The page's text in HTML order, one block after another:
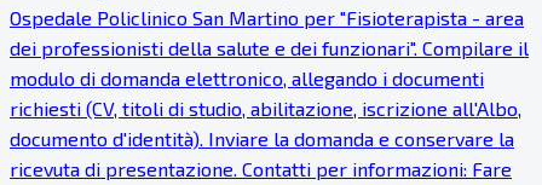
Ospedale Policlinico San Martino per "Fisioterapista - area
dei professionisti della salute e dei funzionari". Compilare il
modulo di domanda elettronico, allegando i documenti
richiesti (CV, titoli di studio, abilitazione, iscrizione all'Albo,
documento d'identità). Inviare la domanda e conservare la
ricevuta di presentazione. Contatti per informazioni: Fare